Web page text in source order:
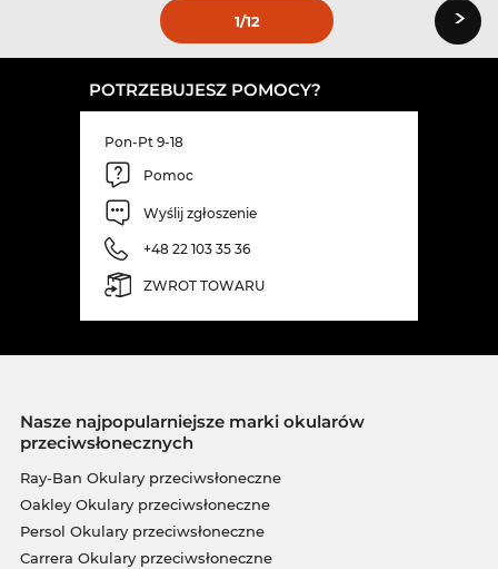
1/12 ›
POTRZEBUJESZ POMOCY?
Pon-Pt 9-18
Pomoc
Wyślij zgłoszenie
+48 22 103 35 36
ZWROT TOWARU
Nasze najpopularniejsze marki okularów
przeciwsłonecznych
Ray-Ban Okulary przeciwsłoneczne
Oakley Okulary przeciwsłoneczne
Persol Okulary przeciwsłoneczne
Carrera Okulary przeciwsłoneczne